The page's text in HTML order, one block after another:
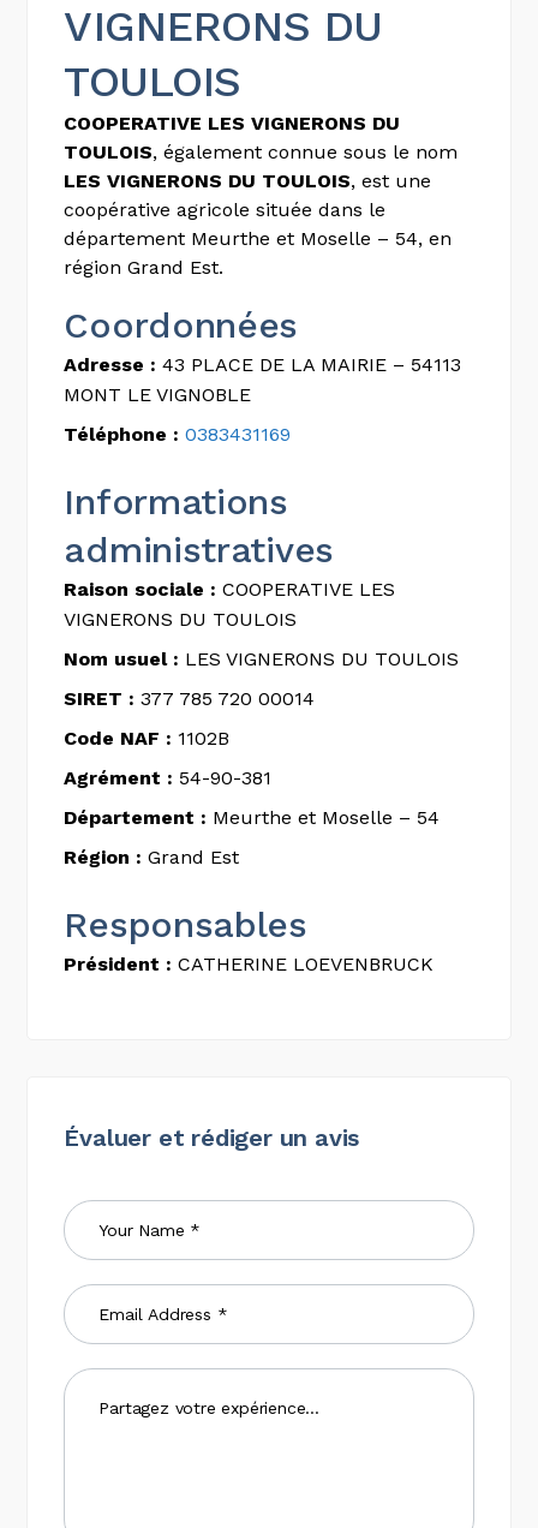
VIGNERONS DU
TOULOIS
COOPERATIVE LES VIGNERONS DU
TOULOIS, également connue sous le nom
LES VIGNERONS DU TOULOIS, est une
coopérative agricole située dans le
département Meurthe et Moselle – 54, en
région Grand Est.
Coordonnées
Adresse : 43 PLACE DE LA MAIRIE – 54113
MONT LE VIGNOBLE
Téléphone : 0383431169
Informations
administratives
Raison sociale : COOPERATIVE LES
VIGNERONS DU TOULOIS
Nom usuel : LES VIGNERONS DU TOULOIS
SIRET : 377 785 720 00014
Code NAF : 1102B
Agrément : 54-90-381
Département : Meurthe et Moselle – 54
Région : Grand Est
Responsables
Président : CATHERINE LOEVENBRUCK
Évaluer et rédiger un avis